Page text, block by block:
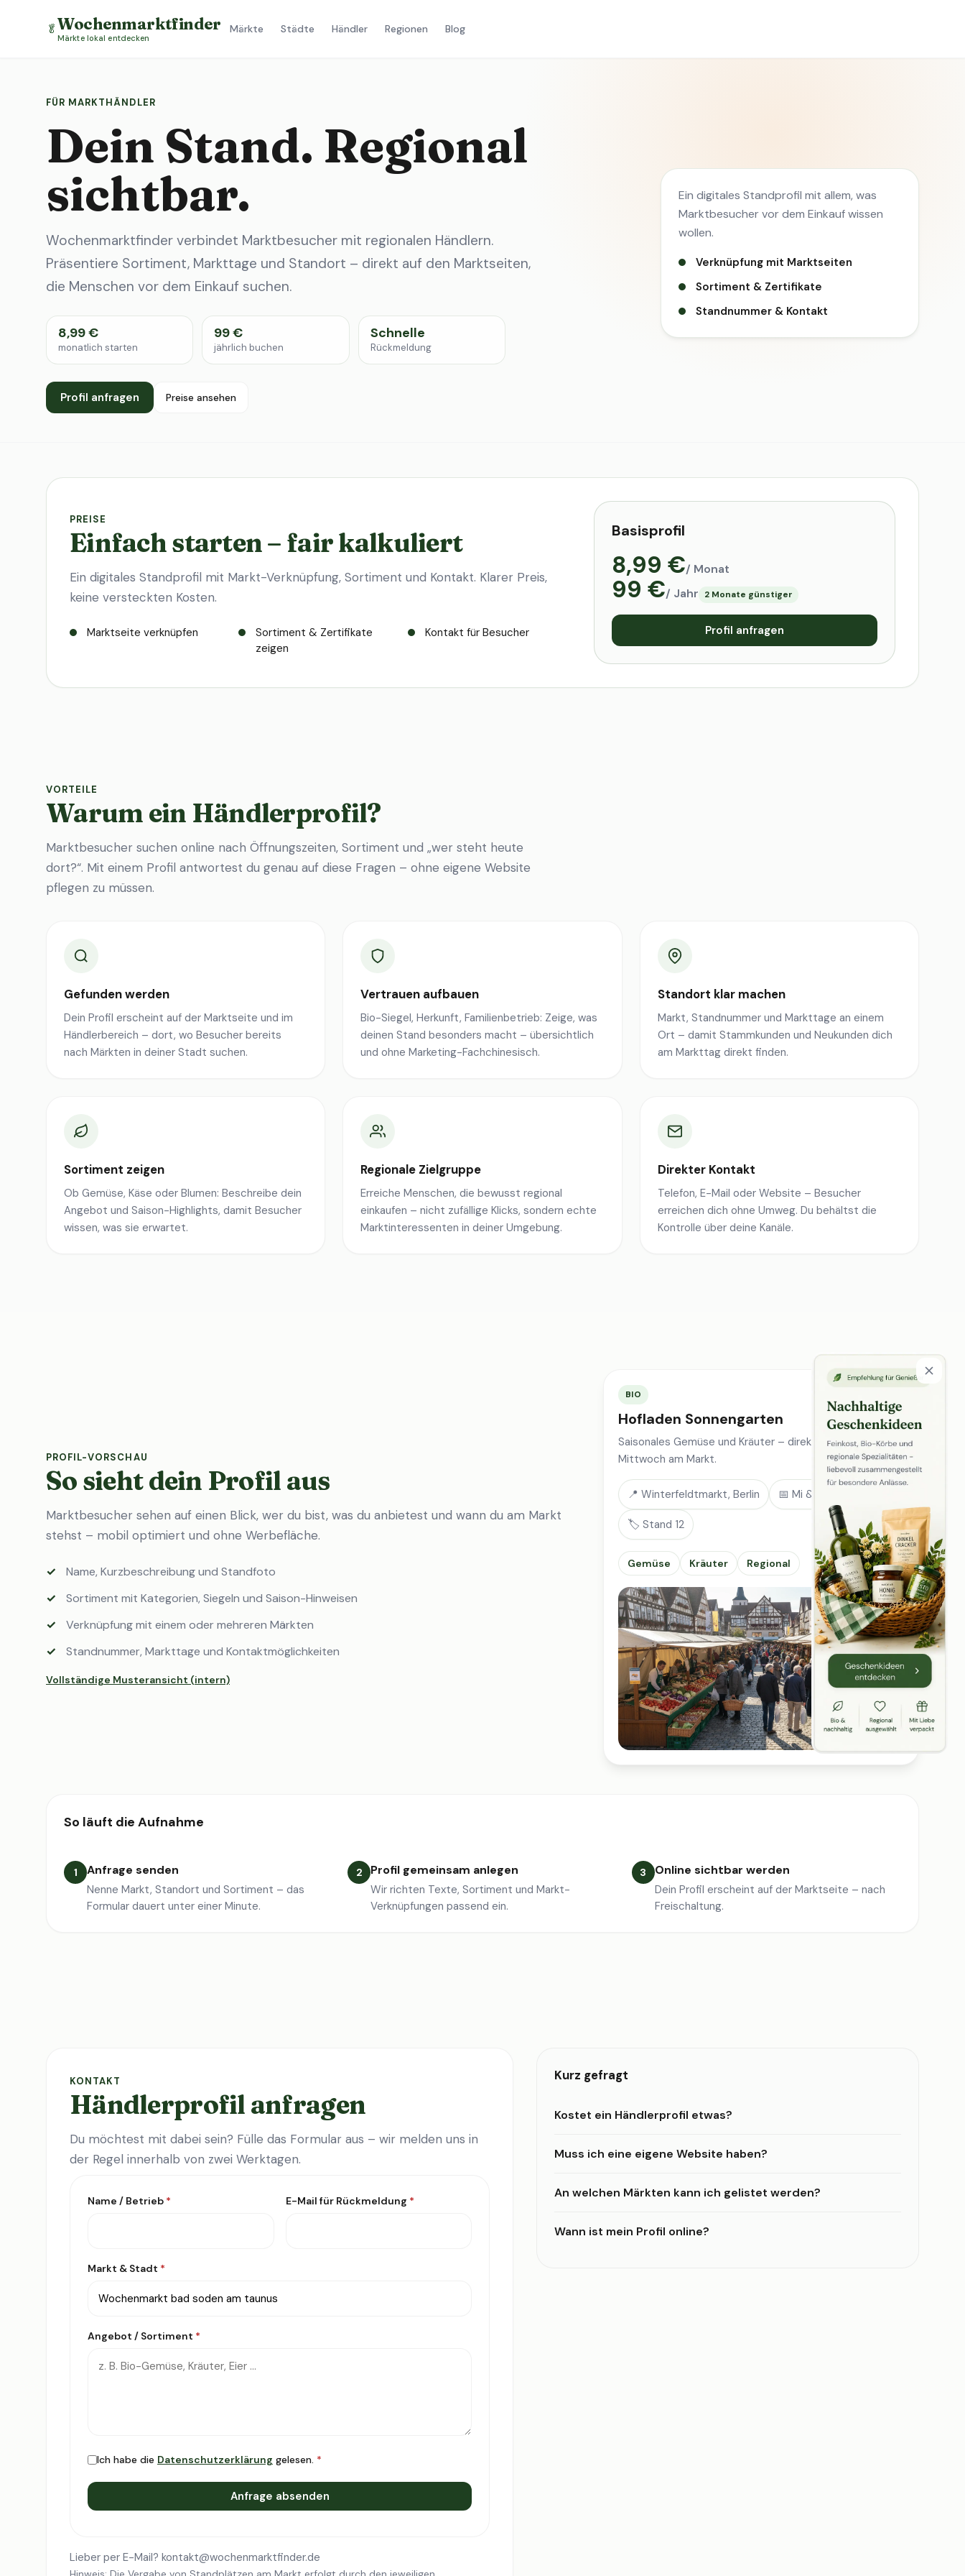
🥬Wochenmarktfinder
Märkte lokal entdecken
Märkte Städte Händler Regionen Blog
FÜR MARKTHÄNDLER
Dein Stand. Regional
sichtbar.
Wochenmarktfinder verbindet Marktbesucher mit regionalen Händlern.
Präsentiere Sortiment, Markttage und Standort – direkt auf den Marktseiten,
die Menschen vor dem Einkauf suchen.
8,99 €
monatlich starten
99 €
jährlich buchen
Schnelle
Rückmeldung
Profil anfragen Preise ansehen
Ein digitales Standprofil mit allem, was
Marktbesucher vor dem Einkauf wissen
wollen.
Verknüpfung mit Marktseiten
Sortiment & Zertifikate
Standnummer & Kontakt
PREISE
Einfach starten – fair kalkuliert
Ein digitales Standprofil mit Markt-Verknüpfung, Sortiment und Kontakt. Klarer Preis,
keine versteckten Kosten.
Marktseite verknüpfen
Sortiment & Zertifikate
zeigen
Kontakt für Besucher
Basisprofil
8,99 €/ Monat
99 €/ Jahr 2 Monate günstiger
Profil anfragen
VORTEILE
Warum ein Händlerprofil?
Marktbesucher suchen online nach Öffnungszeiten, Sortiment und „wer steht heute
dort?“. Mit einem Profil antwortest du genau auf diese Fragen – ohne eigene Website
pflegen zu müssen.
Gefunden werden
Dein Profil erscheint auf der Marktseite und im
Händlerbereich – dort, wo Besucher bereits
nach Märkten in deiner Stadt suchen.
Vertrauen aufbauen
Bio-Siegel, Herkunft, Familienbetrieb: Zeige, was
deinen Stand besonders macht – übersichtlich
und ohne Marketing-Fachchinesisch.
Standort klar machen
Markt, Standnummer und Markttage an einem
Ort – damit Stammkunden und Neukunden dich
am Markttag direkt finden.
Sortiment zeigen
Ob Gemüse, Käse oder Blumen: Beschreibe dein
Angebot und Saison-Highlights, damit Besucher
wissen, was sie erwartet.
Regionale Zielgruppe
Erreiche Menschen, die bewusst regional
einkaufen – nicht zufällige Klicks, sondern echte
Marktinteressenten in deiner Umgebung.
Direkter Kontakt
Telefon, E-Mail oder Website – Besucher
erreichen dich ohne Umweg. Du behältst die
Kontrolle über deine Kanäle.
PROFIL-VORSCHAU
So sieht dein Profil aus
Marktbesucher sehen auf einen Blick, wer du bist, was du anbietest und wann du am Markt
stehst – mobil optimiert und ohne Werbefläche.
Name, Kurzbeschreibung und Standfoto
Sortiment mit Kategorien, Siegeln und Saison-Hinweisen
Verknüpfung mit einem oder mehreren Märkten
Standnummer, Markttage und Kontaktmöglichkeiten
Vollständige Musteransicht (intern)
BIO
Hofladen Sonnengarten
Saisonales Gemüse und Kräuter – direkt vom Feld, jeden
Mittwoch am Markt.
📍 Winterfeldtmarkt, Berlin 📅 Mi & Sa
🏷️ Stand 12
Gemüse Kräuter Regional
So läuft die Aufnahme
1 Anfrage senden
Nenne Markt, Standort und Sortiment – das
Formular dauert unter einer Minute.
2 Profil gemeinsam anlegen
Wir richten Texte, Sortiment und Markt-
Verknüpfungen passend ein.
3 Online sichtbar werden
Dein Profil erscheint auf der Marktseite – nach
Freischaltung.
KONTAKT
Händlerprofil anfragen
Du möchtest mit dabei sein? Fülle das Formular aus – wir melden uns in
der Regel innerhalb von zwei Werktagen.
Name / Betrieb * E-Mail für Rückmeldung *
Markt & Stadt *
Angebot / Sortiment *
Ich habe die Datenschutzerklärung gelesen. *
Anfrage absenden
Lieber per E-Mail? kontakt@wochenmarktfinder.de
Kurz gefragt
Kostet ein Händlerprofil etwas?
Muss ich eine eigene Website haben?
An welchen Märkten kann ich gelistet werden?
Wann ist mein Profil online?